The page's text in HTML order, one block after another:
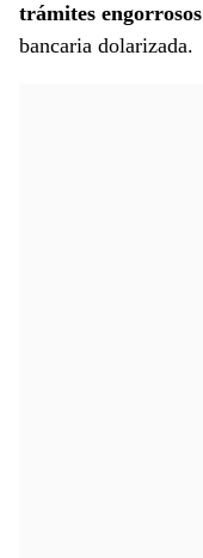
trámites engorrosos
bancaria dolarizada.